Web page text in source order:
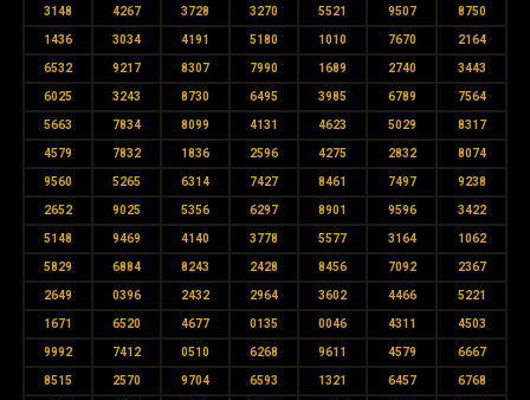
3148 4267 3728 3270 5521 9507 8750
1436 3034 4191 5180 1010 7670 2164
6532 9217 8307 7990 1689 2740 3443
6025 3243 8730 6495 3985 6789 7564
5663 7834 8099 4131 4623 5029 8317
4579 7832 1836 2596 4275 2832 8074
9560 5265 6314 7427 8461 7497 9238
2652 9025 5356 6297 8901 9596 3422
5148 9469 4140 3778 5577 3164 1062
5829 6884 8243 2428 8456 7092 2367
2649 0396 2432 2964 3602 4466 5221
1671 6520 4677 0135 0046 4311 4503
9992 7412 0510 6268 9611 4579 6667
8515 2570 9704 6593 1321 6457 6768